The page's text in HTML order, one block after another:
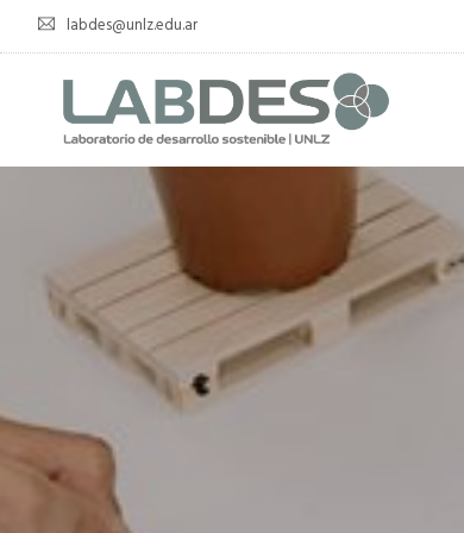
labdes@unlz.edu.ar